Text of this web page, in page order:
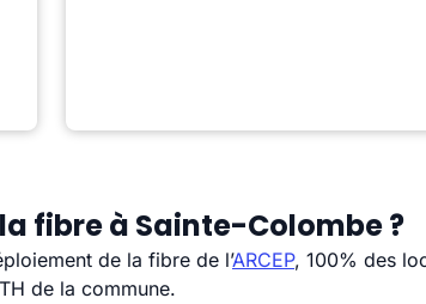
fibre à Sainte-Colombe ?
de la fibre de l’ARCEP, 100% des
de la commune.